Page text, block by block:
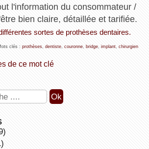
l'information du consommateur /
bien claire, détaillée et tarifiée.
sortes de prothèses dentaires.
clés : prothèses, dentiste, couronne, bridge, implant, chirurgien
de ce mot clé